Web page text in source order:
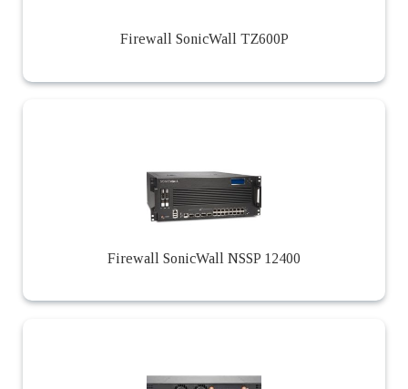
Firewall SonicWall TZ600P
Firewall SonicWall NSSP 12400